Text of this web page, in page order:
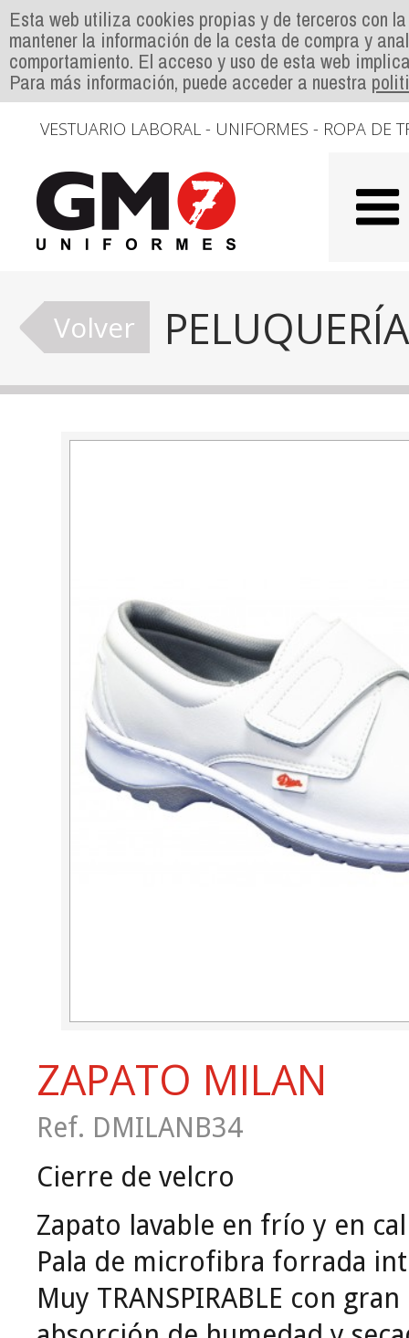
Esta web utiliza cookies propias y de terceros con
mantener la información de la cesta de compra y
comportamiento. El acceso y uso de esta web
Para más información, puede acceder a nuestra
VESTUARIO LABORAL - UNIFORMES - ROPA DE
Volver PELUQUERÍA
ZAPATO MILAN
Ref. DMILANB34
Cierre de velcro
Zapato lavable en frío y en
Pala de microfibra forrada
Muy TRANSPIRABLE con